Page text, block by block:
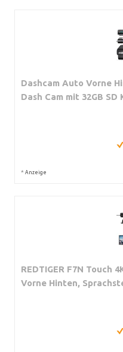
Dashcam Auto Vorne
Dash Cam mit 32GB SD
* Anzeige
REDTIGER F7N Touch
Vorne Hinten,